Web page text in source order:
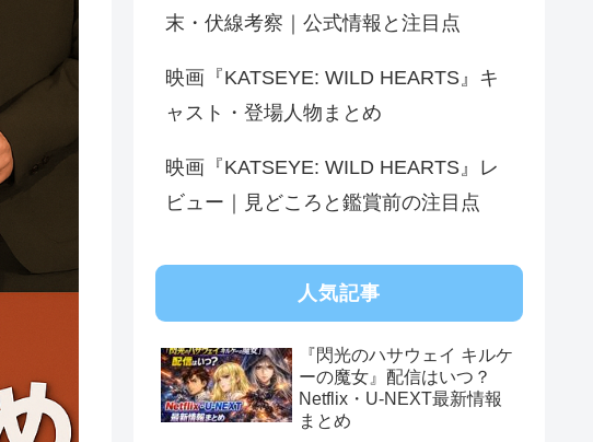
末・伏線考察｜公式情報と注目点
映画『KATSEYE: WILD HEARTS』キ
ャスト・登場人物まとめ
映画『KATSEYE: WILD HEARTS』レ
ビュー｜見どころと鑑賞前の注目点
人気記事
『閃光のハサウェイ キルケ
ーの魔女』配信はいつ？
Netflix・U-NEXT最新情報
まとめ